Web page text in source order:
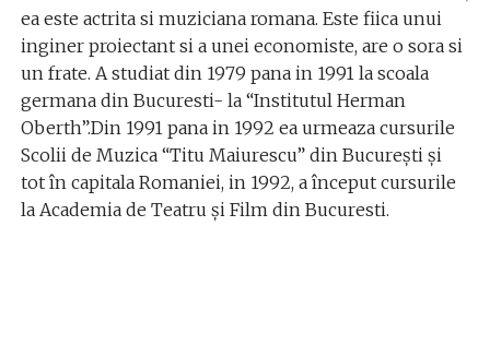
ea este actrita si muziciana romana. Este fiica unui
inginer proiectant si a unei economiste, are o sora si
un frate. A studiat din 1979 pana in 1991 la scoala
germana din Bucuresti- la “Institutul Herman
Oberth”.Din 1991 pana in 1992 ea urmeaza cursurile
Scolii de Muzica “Titu Maiurescu” din București și
tot în capitala Romaniei, in 1992, a început cursurile
la Academia de Teatru și Film din Bucuresti.